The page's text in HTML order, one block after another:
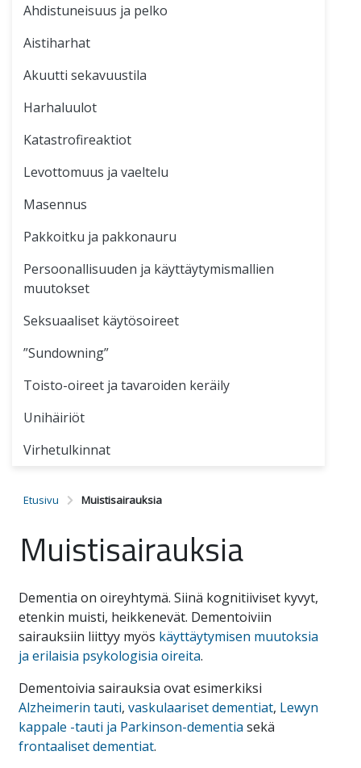
Ahdistuneisuus ja pelko
Aistiharhat
Akuutti sekavuustila
Harhaluulot
Katastrofireaktiot
Levottomuus ja vaeltelu
Masennus
Pakkoitku ja pakkonauru
Persoonallisuuden ja käyttäytymismallien
muutokset
Seksuaaliset käytösoireet
”Sundowning”
Toisto-oireet ja tavaroiden keräily
Unihäiriöt
Virhetulkinnat
Etusivu Muistisairauksia
Muistisairauksia
Dementia on oireyhtymä. Siinä kognitiiviset kyvyt,
etenkin muisti, heikkenevät. Dementoiviin
sairauksiin liittyy myös käyttäytymisen muutoksia
ja erilaisia psykologisia oireita.
Dementoivia sairauksia ovat esimerkiksi
Alzheimerin tauti, vaskulaariset dementiat, Lewyn
kappale -tauti ja Parkinson-dementia sekä
frontaaliset dementiat.